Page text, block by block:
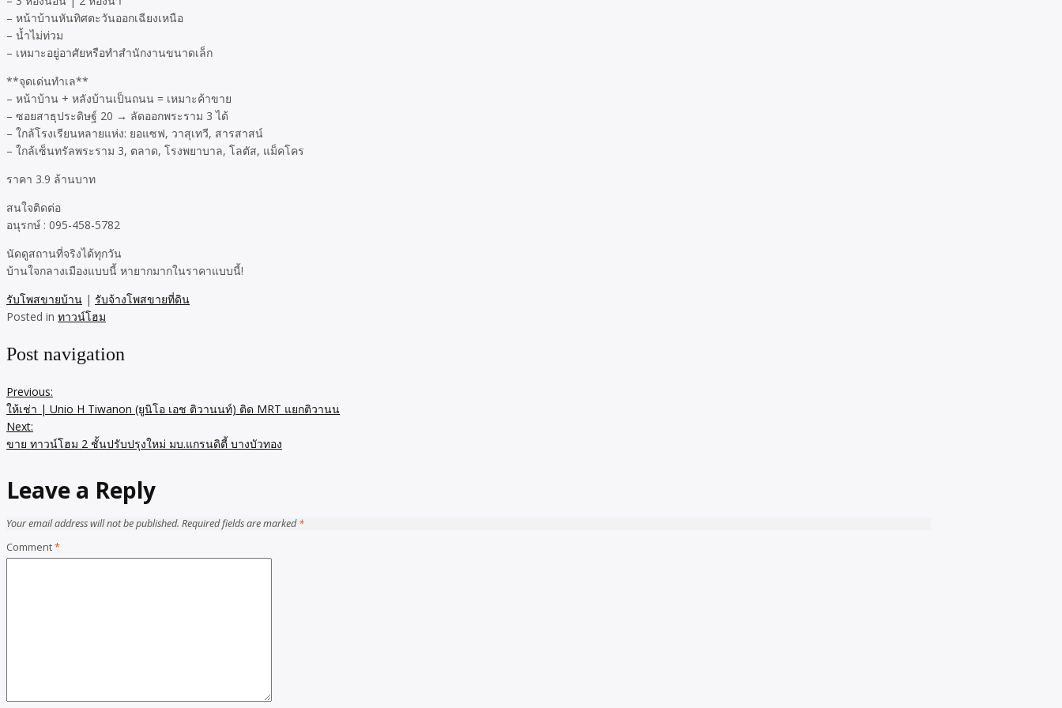
– หน้าบ้านหันทิศตะวันออกเฉียงเหนือ
– น้ำไม่ท่วม
– เหมาะอยู่อาศัยหรือทำสำนักงานขนาดเล็ก
**จุดเด่นทำเล**
– หน้าบ้าน + หลังบ้านเป็นถนน = เหมาะค้าขาย
– ซอยสาธุประดิษฐ์ 20 → ลัดออกพระราม 3 ได้
– ใกล้โรงเรียนหลายแห่ง: ยอแซฟ, วาสุเทวี, สารสาสน์
– ใกล้เซ็นทรัลพระราม 3, ตลาด, โรงพยาบาล, โลตัส, แม็คโคร
ราคา 3.9 ล้านบาท
สนใจติดต่อ
อนุรกษ์ : 095-458-5782​
นัดดูสถานที่จริงได้ทุกวัน
บ้านใจกลางเมืองแบบนี้ หายากมากในราคาแบบนี้!
รับโพสขายบ้าน | รับจ้างโพสขายที่ดิน
Posted in ทาวน์โฮม
Post navigation
Previous:
ให้เช่า | Unio H Tiwanon (ยูนิโอ เอช ติวานนท์) ติด MRT แยกติวานน
Next:
ขาย ทาวน์โฮม 2 ชั้นปรับปรุงใหม่ มบ.แกรนดิตี้ บางบัวทอง
Leave a Reply
Your email address will not be published. Required fields are marked*
Comment*